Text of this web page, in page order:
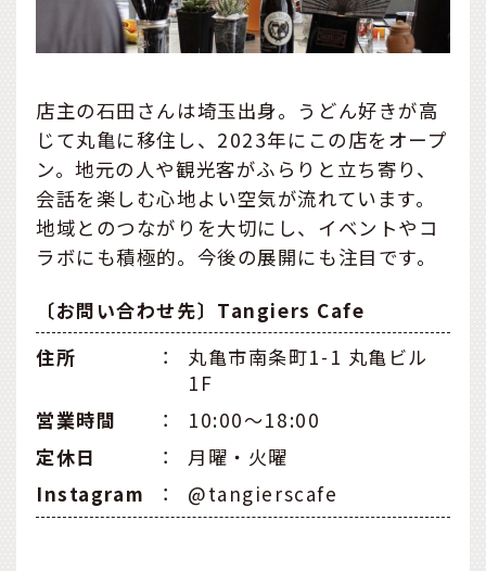
店主の石田さんは埼玉出身。うどん好きが高
じて丸亀に移住し、2023年にこの店をオープ
ン。地元の人や観光客がふらりと立ち寄り、
会話を楽しむ心地よい空気が流れています。
地域とのつながりを大切にし、イベントやコ
ラボにも積極的。今後の展開にも注目です。
〔お問い合わせ先〕Tangiers Cafe
住所
：
丸亀市南条町1-1 丸亀ビル
1F
営業時間
：
10:00～18:00
定休日
：
月曜・火曜
Instagram
： @tangierscafe